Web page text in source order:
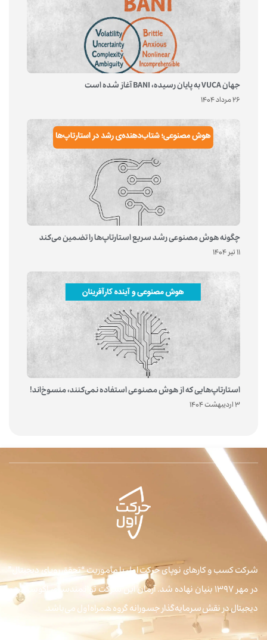
جهان VUCA به پایان رسیده، BANI آغاز شده است
26 مرداد 1404
چگونه هوش مصنوعی رشد سریع استارتاپ‌ها را تضمین می‌کند
11 تیر 1404
استارتاپ‌هایی که از هوش مصنوعی استفاده نمی‌کنند، منسوخ‌اند!
3 اردیبهشت 1404
شرکت کسب و کارهای نوپای حرکت اول با مأموریت “تحقق رویای دیجیتال”
در مهر ۱۳۹۷ بنیان نهاده شد. آرمان این شرکت توانمندسازی اکوسیستم
دیجیتال در نقش سرمایه‌گذار جسورانه گروه همراه اول می‌باشد.